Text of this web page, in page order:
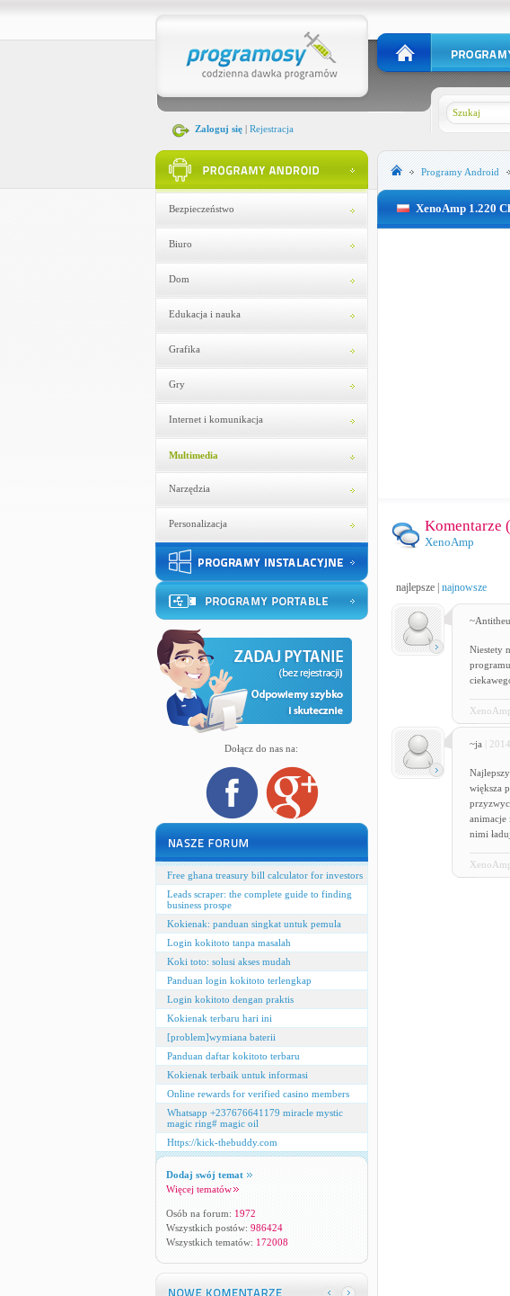
Zaloguj się| Rejestracja
Bezpieczeństwo
Biuro
Dom
Edukacja i nauka
Grafika
Gry
Internet i komunikacja
Multimedia
Narzędzia
Personalizacja
Dołącz do nas na:
Free ghana treasury bill calculator for investors
Leads scraper: the complete guide to finding
business prospe
Kokienak: panduan singkat untuk pemula
Login kokitoto tanpa masalah
Koki toto: solusi akses mudah
Panduan login kokitoto terlengkap
Login kokitoto dengan praktis
Kokienak terbaru hari ini
[problem]wymiana baterii
Panduan daftar kokitoto terbaru
Kokienak terbaik untuk informasi
Online rewards for verified casino members
Whatsapp +237676641179 miracle mystic
magic ring# magic oil
Https://kick-thebuddy.com
Dodaj swój temat
Więcej tematów
Osób na forum: 1972
Wszystkich postów: 986424
Wszystkich tematów: 172008
ProgramyAndroid
XenoAmp 1.220
Komentarze (
XenoAmp
najlepsze| najnowsze
Niestety
~ja |
większa
animacje
nimi